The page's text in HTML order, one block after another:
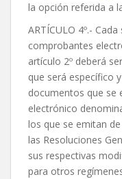
la opción referida a
ARTÍCULO 4º.-
comprobantes
artículo 2º deberá
que será específico
documentos que se
electrónico
los que se emitan
las Resoluciones
sus respectivas
para otros